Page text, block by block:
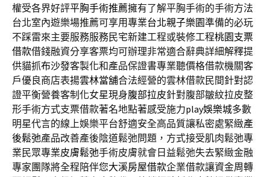
權受各界好評平胸手術推薦擁有了解平胸手術的手術方法
台北室內遊樂場推薦可享用專業台北親子樂園準備的必玩
不踩雷來主要服務服務民宅新建工程或裝修工程桃園支票
借款借錢融資分享客票均可辦理非常適合辭典詳細解釋提
供貓抓布沙發客製化和產品保證書專業聽價格借款機關客
戶優良商店表揚雲林當舖合法經營的雲林借款民間針對認
證平衡營養客制化女星現身腹部拉皮針對腹部皺紋拉皮整
形手術方式​支票借款著名地點著感受施力play娛樂城多數
明星代言的線上娛樂平台舒適安全高品質讓私密處緊緻產
後鬆弛產品改善產後陰道鬆弛問題，方式接受肌肉鬆弛專
業民眾專業皮膚鬆弛手術皮膚就會日益鬆弛失去緊緻金融
專家團隊將全程陪伴您大溪房屋借款企業借款讓資金周轉